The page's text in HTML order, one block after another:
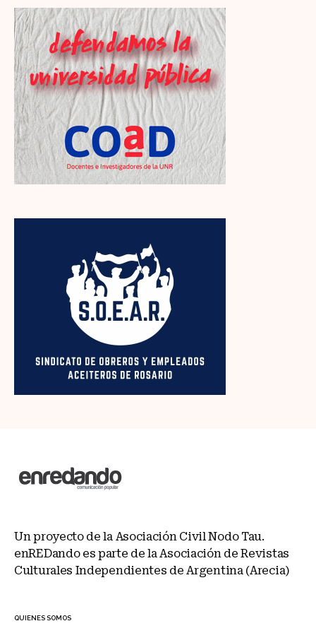
Un proyecto de la Asociación Civil Nodo Tau.
enREDando es parte de la Asociación de Revistas
Culturales Independientes de Argentina (Arecia)
QUIENES SOMOS